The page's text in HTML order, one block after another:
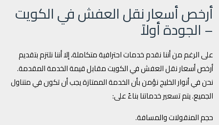
أرخص أسعار نقل العفش في الكويت
– الجودة أولاً
على الرغم من أننا نقدم خدمات احترافية متكاملة، إلا أننا نلتزم بتقديم
أرخص أسعار نقل العفش في الكويت مقابل قيمة الخدمة المقدمة.
نحن في أنوار الخليج نؤمن بأن الخدمة الممتازة يجب أن تكون في متناول
الجميع. يتم تسعير خدماتنا بناءً على:
حجم المنقولات والمسافة.